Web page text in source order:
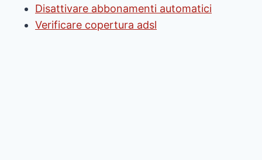
Disattivare abbonamenti automatici
Verificare copertura adsl